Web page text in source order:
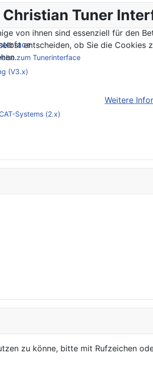
Tuner
zum Tunerinterface
(V3.x)
Systems (2.x)
zu könne, bitte mit Rufzeichen
von ihnen sind essenziell für den
entscheiden, ob Sie die
Weitere